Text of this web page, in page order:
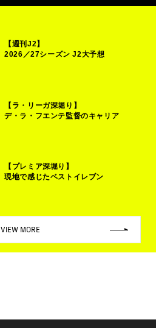
【週刊J2】
2026／27シーズン J2大予想
【ラ・リーガ深堀り】
デ・ラ・フエンテ監督のキャリア
【プレミア深堀り】
現地で感じたベストイレブン
VIEW MORE